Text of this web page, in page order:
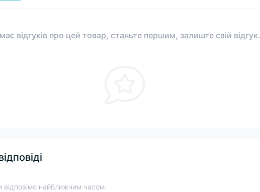
відгуків про цей товар, станьте першим, залиште свій відгук.
відповімо найближчим часом.